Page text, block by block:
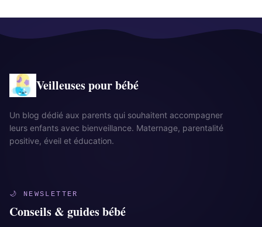
Veilleuses pour bébé
Un blog dédié aux parents qui souhaitent accompagner
leurs enfants avec bienveillance. Maternage, parentalité
positive, éveil et éducation.
🌙 NEWSLETTER
Conseils & guides bébé